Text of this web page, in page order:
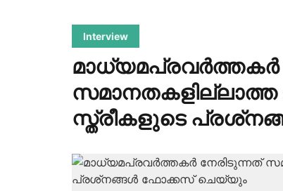
Interview
മാധ്യമപ്രവര്‍ത്തകര്‍
സമാനതകളില്ലാത്ത
സ്ത്രീകളുടെ